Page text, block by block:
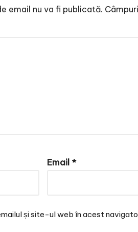
email nu va fi publicată.
Email *
și site-ul web în acest